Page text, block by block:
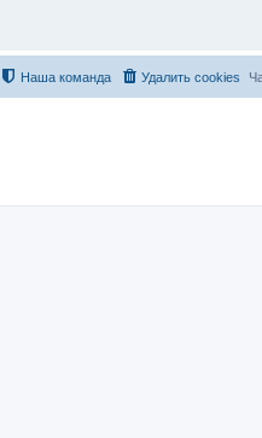
Удалить cookies
Наша команда